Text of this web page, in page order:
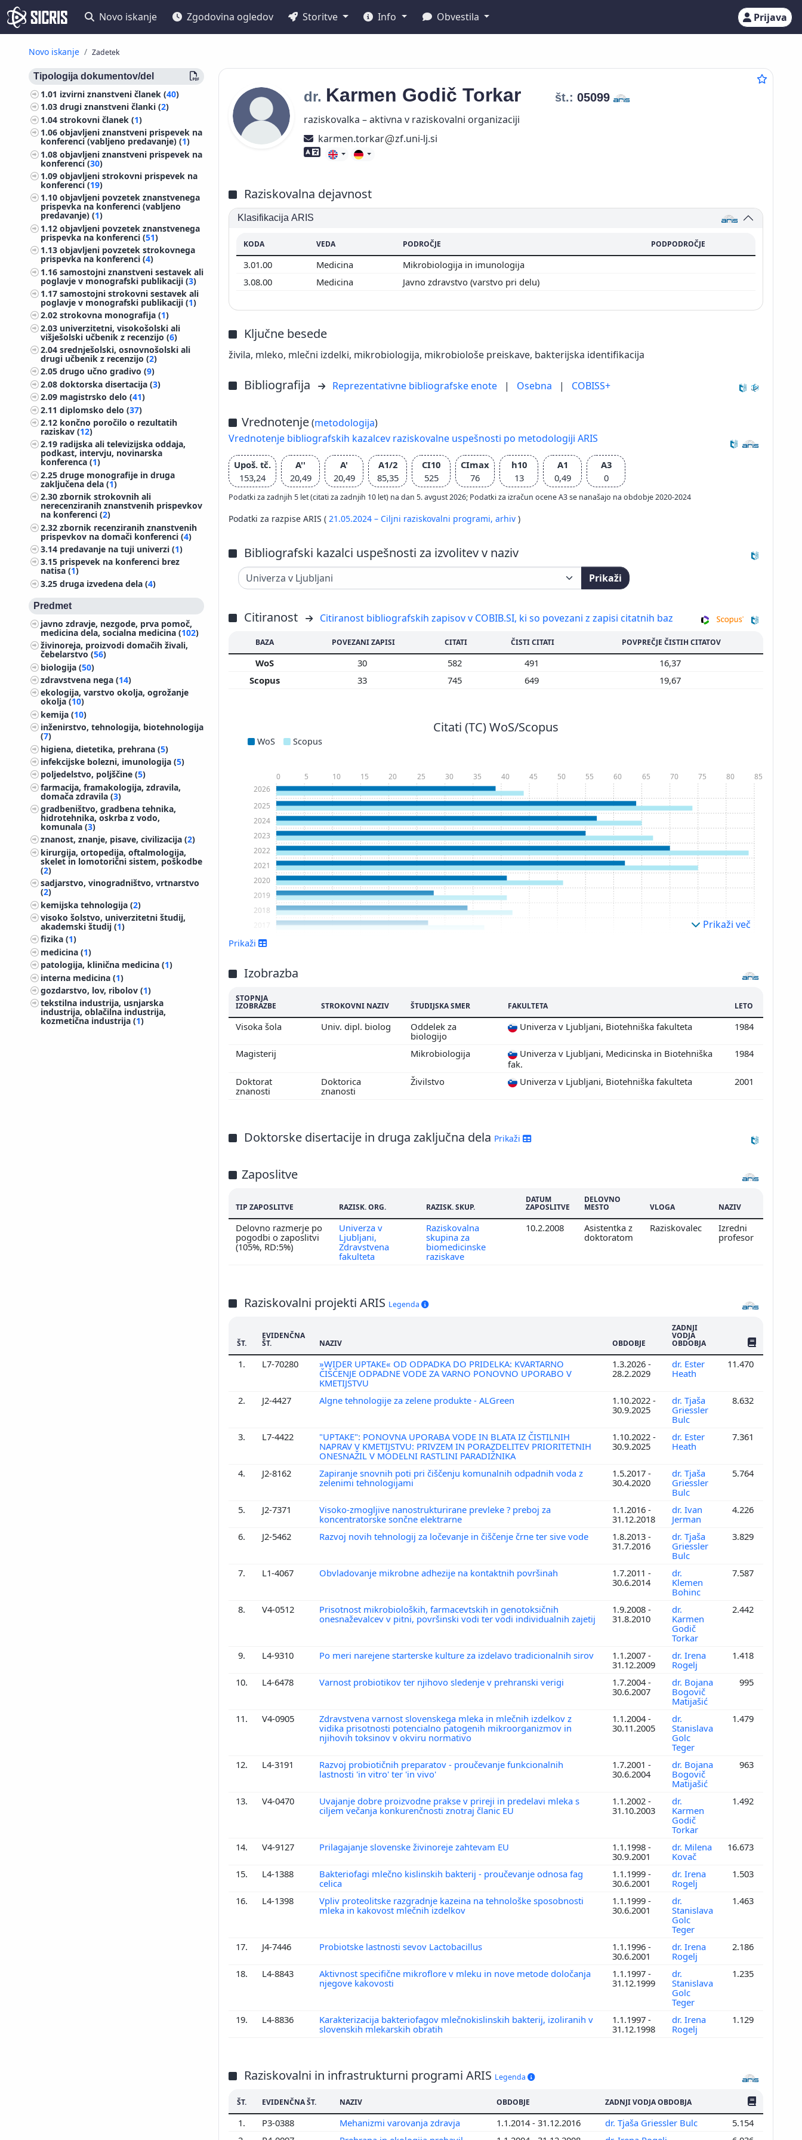
Novo iskanje Zgodovina ogledov Storitve Info Obvestila Prijava
Novo iskanje Zadetek
Tipologija dokumentov/del
1.01 izvirni znanstveni članek (40)
1.03drugi znanstveni članki (2)
1.04strokovni članek (1)
1.06objavljeni znanstveni prispevek na
konferenci (vabljeno predavanje) (1)
1.08objavljeni znanstveni prispevek na
konferenci (30)
1.09objavljeni strokovni prispevek na
konferenci (19)
1.10objavljeni povzetek znanstvenega
prispevka na konferenci (vabljeno
predavanje) (1)
1.12objavljeni povzetek znanstvenega
prispevka na konferenci (51)
1.13objavljeni povzetek strokovnega
prispevka na konferenci (4)
1.16samostojni znanstveni sestavek ali
poglavje v monografski publikaciji (3)
1.17samostojni strokovni sestavek ali
poglavje v monografski publikaciji (1)
2.02strokovna monografija (1)
2.03 univerzitetni, visokošolski ali
višješolski učbenik z recenzijo (6)
2.04srednješolski, osnovnošolski ali
drugi učbenik z recenzijo (2)
2.05drugo učno gradivo (9)
2.08doktorska disertacija (3)
2.09 magistrsko delo (41)
2.11diplomsko delo (37)
2.12 končno poročilo o rezultatih
raziskav (12)
2.19 radijska ali televizijska oddaja,
podkast, intervju, novinarska
konferenca (1)
2.25druge monografije in druga
zaključena dela (1)
2.30zbornik strokovnih ali
nerecenziranih znanstvenih prispevkov
na konferenci (2)
2.32zbornik recenziranih znanstvenih
prispevkov na domači konferenci (4)
3.14 predavanje na tuji univerzi (1)
3.15 prispevek na konferenci brez
natisa (1)
3.25druga izvedena dela (4)
Predmet
javno zdravje, nezgode, prva pomoč,
medicina dela, socialna medicina (102)
živinoreja, proizvodi domačih živali,
čebelarstvo (56)
biologija (50)
zdravstvena nega (14)
ekologija, varstvo okolja, ogrožanje
okolja (10)
kemija (10)
inženirstvo, tehnologija, biotehnologija
(7)
higiena, dietetika, prehrana (5)
infekcijske bolezni, imunologija (5)
poljedelstvo, poljščine (5)
farmacija, framakologija, zdravila,
domača zdravila (3)
gradbeništvo, gradbena tehnika,
hidrotehnika, oskrba z vodo,
komunala (3)
znanost, znanje, pisave, civilizacija (2)
kirurgija, ortopedija, oftalmologija,
skelet in lomotorični sistem, poškodbe
(2)
sadjarstvo, vinogradništvo, vrtnarstvo
(2)
kemijska tehnologija (2)
visoko šolstvo, univerzitetni študij,
akademski študij (1)
fizika (1)
medicina (1)
patologija, klinična medicina (1)
interna medicina (1)
gozdarstvo, lov, ribolov (1)
tekstilna industrija, usnjarska
industrija, oblačilna industrija,
kozmetična industrija (1)
dr. Karmen Godič Torkar št.: 05099
raziskovalka – aktivna v raziskovalni organizaciji
karmen.torkar
zf.uni-lj.si
Znanje tujih jezikov
Raziskovalna dejavnost
Klasifikacija ARIS
KODA VEDA PODROČJE PODPODROČJE
3.01.00 Medicina
Mikrobiologija in imunologija
3.08.00
Medicina Javno zdravstvo (varstvo pri delu)
Ključne besede
živila, mleko, mlečni izdelki, mikrobiologija, mikrobiološe preiskave, bakterijska identifikacija
Bibliografija Reprezentativne bibliografske enote | Osebna | COBISS+
Vrednotenje(metodologija)
Vrednotenje bibliografskih kazalcev raziskovalne uspešnosti po metodologiji ARIS
Upoš. tč.
153,24
A''
20,49
A'
20,49
A1/2
85,35
CI10
525
CImax
76
h10
13
A1
0,49
A3
0
Podatki za zadnjih 5 let (citati za zadnjih 10 let) na dan 5. avgust 2026; Podatki za izračun ocene A3 se nanašajo na obdobje 2020-2024
Podatki za razpise ARIS ( 21.05.2024 – Ciljni raziskovalni programi, arhiv )
Bibliografski kazalci uspešnosti za izvolitev v naziv
Prikaži
Citiranost Citiranost bibliografskih zapisov v COBIB.SI, ki so povezani z zapisi citatnih baz
BAZA POVEZANI ZAPISI CITATI ČISTI CITATI POVPREČJE ČISTIH CITATOV
WoS 30 582 491
16,37
Scopus
33 745 649 19,67
Citati (TC) WoS/Scopus
WoS Scopus
2002
2006
2008
2010
2012
2014
2016
2017
2018
2019
2020
2021
2022
2023
2024
2025
2026
0 5 10 15 20 25 30 35 40 45 50 55 60 65 70 75 80 85
Prikaži več
Prikaži
Izobrazba
STOPNJA
IZOBRAZBE STROKOVNI NAZIV ŠTUDIJSKA SMER FAKULTETA LETO
Visoka šola Univ. dipl. biolog
Oddelek za
biologijo
Univerza v Ljubljani, Biotehniška fakulteta 1984
Magisterij Mikrobiologija
Univerza v Ljubljani, Medicinska in Biotehniška
fak.
1984
Doktorat
znanosti
Doktorica
znanosti
Živilstvo Univerza v Ljubljani, Biotehniška fakulteta 2001
Doktorske disertacije in druga zaključna dela Prikaži
Zaposlitve
TIP ZAPOSLITVE RAZISK. ORG. RAZISK. SKUP.
DATUM
ZAPOSLITVE
DELOVNO
MESTO VLOGA NAZIV
Delovno razmerje po
pogodbi o zaposlitvi
(105%, RD:5%)
Univerza v
Ljubljani,
Zdravstvena
fakulteta
Raziskovalna
skupina za
biomedicinske
raziskave
10.2.2008
Asistentka z
doktoratom
Raziskovalec
Izredni
profesor
Raziskovalni projekti ARIS Legenda
ŠT.
EVIDENČNA
ŠT. NAZIV OBDOBJE
ZADNJI
VODJA
OBDOBJA ŠTEV.
1. L7-70280
»WIDER UPTAKE« OD ODPADKA DO PRIDELKA: KVARTARNO
ČIŠČENJE ODPADNE VODE ZA VARNO PONOVNO UPORABO V
KMETIJSTVU
1.3.2026 -
28.2.2029
dr. Ester
Heath
11.470
2. J2-4427 Algne tehnologije za zelene produkte - ALGreen
1.10.2022 -
30.9.2025
dr. Tjaša
Griessler
Bulc
8.632
3. L7-4422
"UPTAKE": PONOVNA UPORABA VODE IN BLATA IZ ČISTILNIH
NAPRAV V KMETIJSTVU: PRIVZEM IN PORAZDELITEV PRIORITETNIH
ONESNAŽIL V MODELNI RASTLINI PARADIŽNIKA
1.10.2022 -
30.9.2025
dr. Ester
Heath
7.361
4. J2-8162
Zapiranje snovnih poti pri čiščenju komunalnih odpadnih voda z
zelenimi tehnologijami
1.5.2017 -
30.4.2020
dr. Tjaša
Griessler
Bulc
5.764
5. J2-7371
Visoko-zmogljive nanostrukturirane prevleke ? preboj za
koncentratorske sončne elektrarne
1.1.2016 -
31.12.2018
dr. Ivan
Jerman
4.226
6. J2-5462 Razvoj novih tehnologij za ločevanje in čiščenje črne ter sive vode
1.8.2013 -
31.7.2016
dr. Tjaša
Griessler
Bulc
3.829
7. L1-4067 Obvladovanje mikrobne adhezije na kontaktnih površinah
1.7.2011 -
30.6.2014
dr.
Klemen
Bohinc
7.587
8. V4-0512
Prisotnost mikrobioloških, farmacevtskih in genotoksičnih
onesnaževalcev v pitni, površinski vodi ter vodi individualnih zajetij
1.9.2008 -
31.8.2010
dr.
Karmen
Godič
Torkar
2.442
9. L4-9310 Po meri narejene starterske kulture za izdelavo tradicionalnih sirov
1.1.2007 -
31.12.2009
dr. Irena
Rogelj
1.418
10. L4-6478 Varnost probiotikov ter njihovo sledenje v prehranski verigi
1.7.2004 -
30.6.2007
dr. Bojana
Bogovič
Matijašić
995
11. V4-0905
Zdravstvena varnost slovenskega mleka in mlečnih izdelkov z
vidika prisotnosti potencialno patogenih mikroorganizmov in
njihovih toksinov v okviru normativo
1.1.2004 -
30.11.2005
dr.
Stanislava
Golc
Teger
1.479
12. L4-3191
Razvoj probiotičnih preparatov - proučevanje funkcionalnih
lastnosti 'in vitro' ter 'in vivo'
1.7.2001 -
30.6.2004
dr. Bojana
Bogovič
Matijašić
963
13. V4-0470
Uvajanje dobre proizvodne prakse v prireji in predelavi mleka s
ciljem večanja konkurenčnosti znotraj članic EU
1.1.2002 -
31.10.2003
dr.
Karmen
Godič
Torkar
1.492
14. V4-9127 Prilagajanje slovenske živinoreje zahtevam EU
1.1.1998 -
30.9.2001
dr. Milena
Kovač
16.673
15. L4-1388
Bakteriofagi mlečno kislinskih bakterij - proučevanje odnosa fag
celica
1.1.1999 -
30.6.2001
dr. Irena
Rogelj
1.503
16. L4-1398
Vpliv proteolitske razgradnje kazeina na tehnološke sposobnosti
mleka in kakovost mlečnih izdelkov
1.1.1999 -
30.6.2001
dr.
Stanislava
Golc
Teger
1.463
17. J4-7446 Probiotske lastnosti sevov Lactobacillus
1.1.1996 -
30.6.2001
dr. Irena
Rogelj
2.186
18. L4-8843
Aktivnost specifične mikroflore v mleku in nove metode določanja
njegove kakovosti
1.1.1997 -
31.12.1999
dr.
Stanislava
Golc
Teger
1.235
19. L4-8836
Karakterizacija bakteriofagov mlečnokislinskih bakterij, izoliranih v
slovenskih mlekarskih obratih
1.1.1997 -
31.12.1998
dr. Irena
Rogelj
1.129
Raziskovalni in infrastrukturni programi ARIS Legenda
ŠT. EVIDENČNA ŠT. NAZIV OBDOBJE ZADNJI VODJA OBDOBJA ŠTEV.
1. P3-0388 Mehanizmi varovanja zdravja 1.1.2014 - 31.12.2016 dr. Tjaša Griessler Bulc
5.154